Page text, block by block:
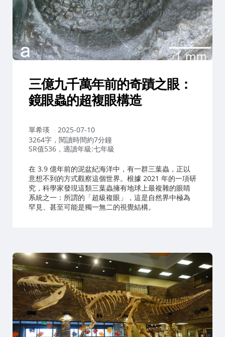
三億九千萬年前的奇蹟之眼：
鏡眼蟲的超複眼構造
作
者：
單希瑛
2025-07-10
3264字，閱讀時間約7分鐘
SR值536，適讀年級:七年級
在 3.9 億年前的泥盆紀海洋中，有一群三葉蟲，正以
意想不到的方式觀察這個世界。根據 2021 年的一項研
究，科學家發現這類三葉蟲擁有地球上最複雜的眼睛
系統之一：所謂的「超級複眼」，這是自然界中極為
罕見、甚至可能是獨一無二的視覺結構。